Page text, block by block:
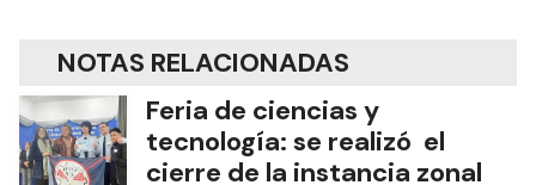
NOTAS RELACIONADAS
Feria de ciencias y
tecnología: se realizó el
cierre de la instancia zonal